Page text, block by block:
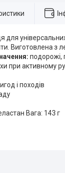
для
Виготовлена з
подорожі,
при активному
і походів
Вага: 143 г